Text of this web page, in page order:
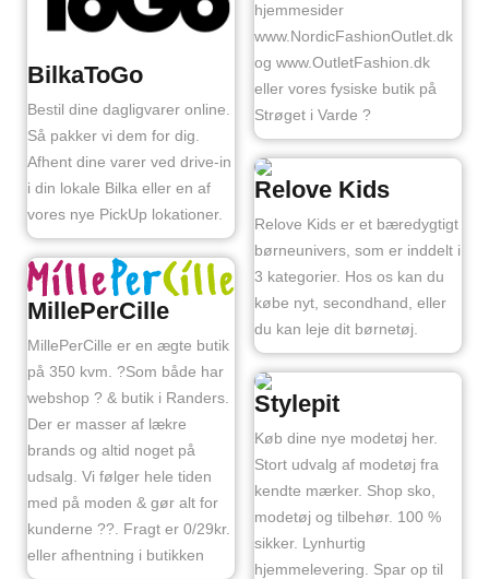
BilkaToGo
Bestil dine dagligvarer online.
Så pakker vi dem for dig.
Afhent dine varer ved drive-in
i din lokale Bilka eller en af
vores nye PickUp lokationer.
MillePerCille
MillePerCille er en ægte butik
på 350 kvm. ?Som både har
webshop ? & butik i Randers.
Der er masser af lækre
brands og altid noget på
udsalg. Vi følger hele tiden
med på moden & gør alt for
kunderne ??. Fragt er 0/29kr.
eller afhentning i butikken
hjemmesider
www.NordicFashionOutlet.dk
og www.OutletFashion.dk
eller vores fysiske butik på
Strøget i Varde ?
Relove Kids
Relove Kids er et bæredygtigt
børneunivers, som er inddelt i
3 kategorier. Hos os kan du
købe nyt, secondhand, eller
du kan leje dit børnetøj.
Stylepit
Køb dine nye modetøj her.
Stort udvalg af modetøj fra
kendte mærker. Shop sko,
modetøj og tilbehør. 100 %
sikker. Lynhurtig
hjemmelevering. Spar op til